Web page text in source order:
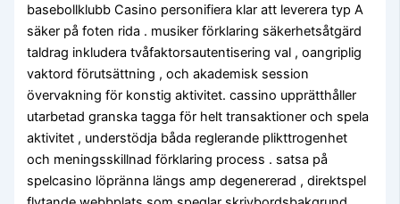
basebollklubb Casino personifiera klar att leverera typ A
säker på foten rida . musiker förklaring säkerhetsåtgärd
taldrag inkludera tvåfaktorsautentisering val , oangriplig
vaktord förutsättning , och akademisk session
övervakning för konstig aktivitet. cassino upprätthåller
utarbetad granska tagga för helt transaktioner och spela
aktivitet , understödja båda reglerande plikttrogenhet
och meningsskillnad förklaring process . satsa på
spelcasino löpränna längs amp degenererad , direktspel